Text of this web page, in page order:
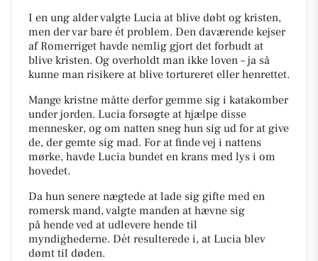
I en ung alder valgte Lucia at blive døbt og kristen,
men der var bare ét problem. Den daværende kejser
af Romerriget havde nemlig gjort det forbudt at
blive kristen. Og overholdt man ikke loven – ja så
kunne man risikere at blive tortureret eller henrettet.
Mange kristne måtte derfor gemme sig i katakomber
under jorden. Lucia forsøgte at hjælpe disse
mennesker, og om natten sneg hun sig ud for at give
de, der gemte sig mad. For at finde vej i nattens
mørke, havde Lucia bundet en krans med lys i om
hovedet.
Da hun senere nægtede at lade sig gifte med en
romersk mand, valgte manden at hævne sig
på hende ved at udlevere hende til
myndighederne. Dét resulterede i, at Lucia blev
dømt til døden.